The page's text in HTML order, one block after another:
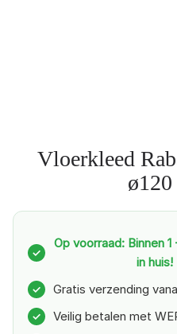
Vloerkleed
ø120
✓
Op voorraad: Binnen
in huis!
✓ Gratis verzending
✓ Veilig betalen met